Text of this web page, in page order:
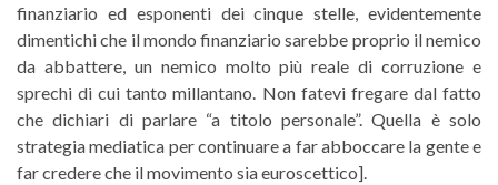
finanziario ed esponenti dei cinque stelle, evidentemente
dimentichi che il mondo finanziario sarebbe proprio il nemico
da abbattere, un nemico molto più reale di corruzione e
sprechi di cui tanto millantano. Non fatevi fregare dal fatto
che dichiari di parlare “a titolo personale”. Quella è solo
strategia mediatica per continuare a far abboccare la gente e
far credere che il movimento sia euroscettico].